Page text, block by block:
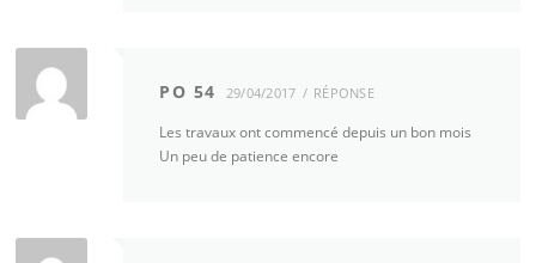
PO 54 29/04/2017 RÉPONSE
Les travaux ont commencé depuis un bon mois
Un peu de patience encore